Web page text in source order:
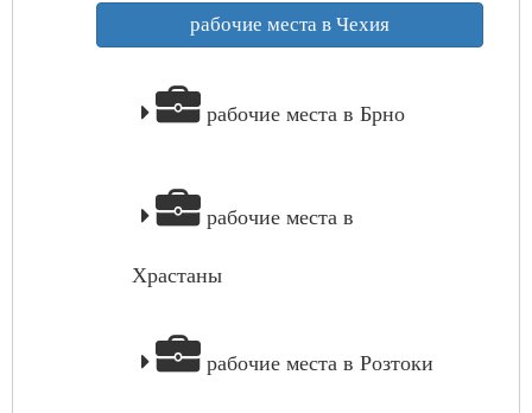
рабочие места в Чехия
рабочие места в Брно
рабочие места в
Храстаны
рабочие места в Розтоки